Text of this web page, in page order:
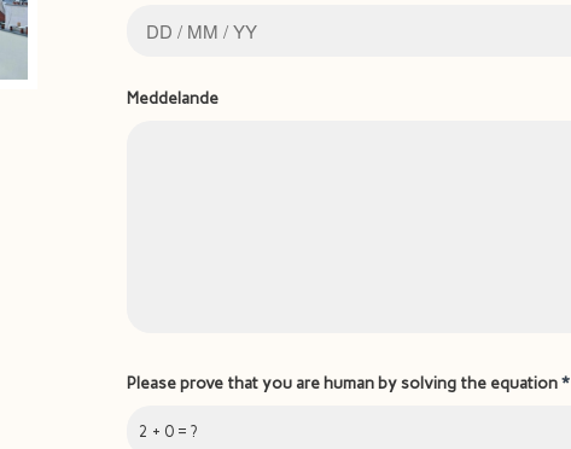
Meddelande
2 + 0 = ?
Please prove that you are human by solving the equation*